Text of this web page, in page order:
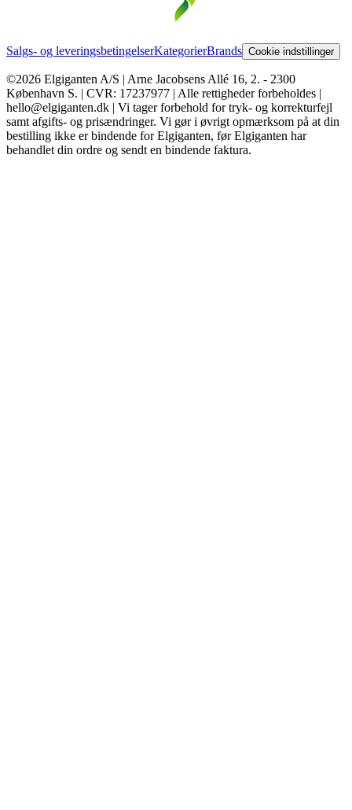
Salgs- og leveringsbetingelserKategorierBrands Cookie indstillinger
©2026 Elgiganten A/S | Arne Jacobsens Allé 16, 2. - 2300
København S. | CVR: 17237977 | Alle rettigheder forbeholdes |
hello@elgiganten.dk | Vi tager forbehold for tryk- og korrekturfejl
samt afgifts- og prisændringer. Vi gør i øvrigt opmærksom på at din
bestilling ikke er bindende for Elgiganten, før Elgiganten har
behandlet din ordre og sendt en bindende faktura.